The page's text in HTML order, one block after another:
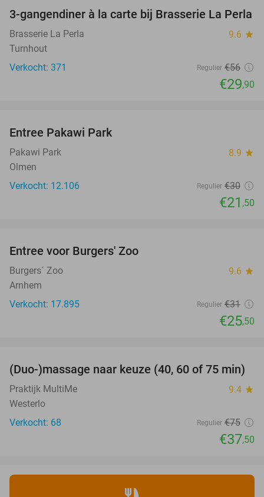
47%
3-gangendiner à la carte bij Brasserie La Perla
Brasserie La Perla 9.6 star
Turnhout
Verkocht: 371
Regulier €56
€29,90
Entree Pakawi Park
Pakawi Park 8.9 star
Olmen
Verkocht: 12.106
Regulier €30
€21 ,50
Entree voor Burgers' Zoo
Burgers´ Zoo 9.6 star
Arnhem
Verkocht: 17.895
Regulier €31
€25,50
50%
(Duo-)massage naar keuze (40, 60 of 75 min)
Praktijk MultiMe 9.4 star
Westerlo
Verkocht: 68
Regulier €75
€37,50